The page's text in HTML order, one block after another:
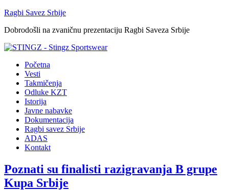
Ragbi Savez Srbije
Dobrodošli na zvaničnu prezentaciju Ragbi Saveza Srbije
Početna
Vesti
Takmičenja
Odluke KZT
Istorija
Javne nabavke
Dokumentacija
Ragbi savez Srbije
ADAS
Kontakt
Poznati su finalisti razigravanja B grupe
Kupa Srbije